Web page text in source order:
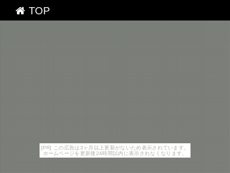
[PR] この広告は3ヶ月以上更新がないため表示されています。
ホームページを更新後24時間以内に表示されなくなります。
TOP